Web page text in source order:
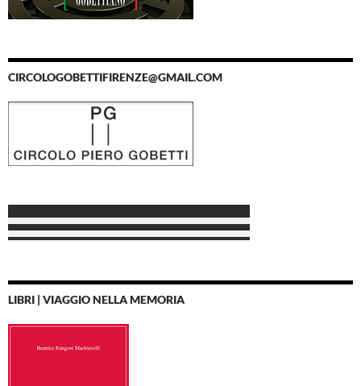
CIRCOLOGOBETTIFIRENZE@GMAIL.COM
LIBRI | VIAGGIO NELLA MEMORIA